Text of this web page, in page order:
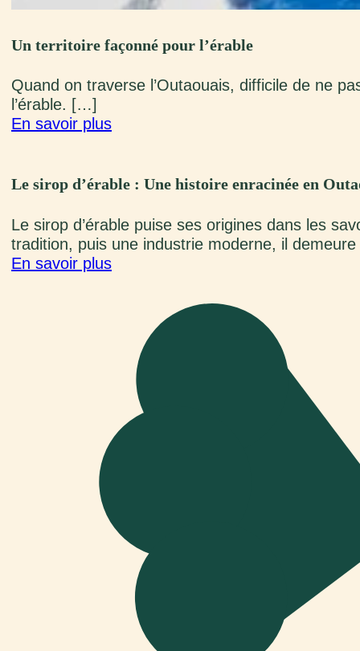
Un territoire façonné pour l’érable
Quand on traverse l’Outaouais, difficile de ne
l’érable. […]
En savoir plus
Le sirop d’érable : Une histoire enracinée en
Le sirop d’érable puise ses origines dans les
tradition, puis une industrie moderne, il
En savoir plus